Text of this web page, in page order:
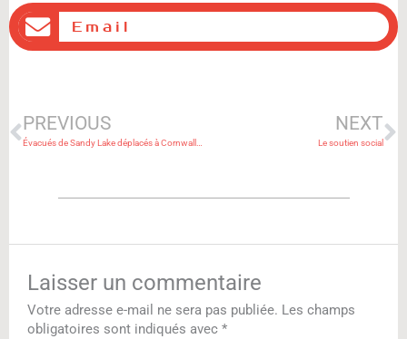
Email
PREVIOUS NEXT
Le soutien social
Laisser un commentaire
Votre adresse e-mail ne sera pas publiée. Les champs
obligatoires sont indiqués avec *